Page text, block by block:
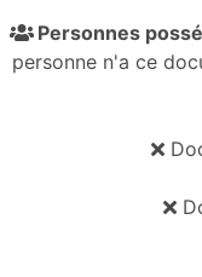
Personnes
personne n'a ce